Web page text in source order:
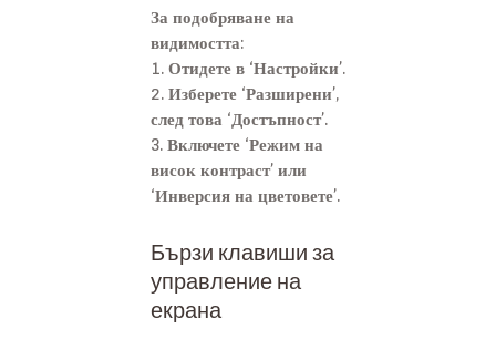
За подобряване на
видимостта:
1. Отидете в ‘Настройки’.
2. Изберете ‘Разширени’,
след това ‘Достъпност’.
3. Включете ‘Режим на
висок контраст’ или
‘Инверсия на цветовете’.
Бързи клавиши за
управление на
екрана